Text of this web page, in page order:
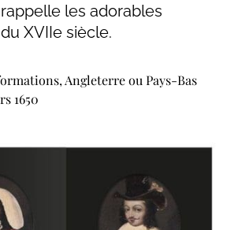
les adorables
XVIIe siècle.
Angleterre ou Pays-Bas
1650